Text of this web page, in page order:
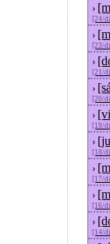
›
[24/
›
[23/
›
[21/
›
[20/
›
[19/
›
[18/
›
[17/
›
[16/
›
[14/